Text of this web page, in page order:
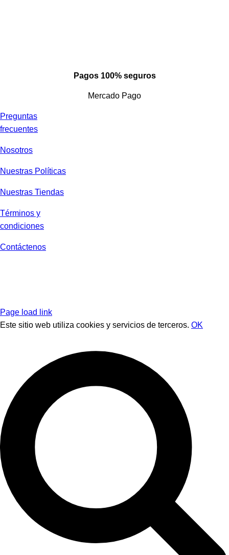
Pagos 100% seguros
Mercado Pago
Preguntas
frecuentes
Nosotros
Nuestras Políticas
Nuestras Tiendas
Términos y
condiciones
Contáctenos
Page load link
Este sitio web utiliza cookies y servicios de terceros. OK